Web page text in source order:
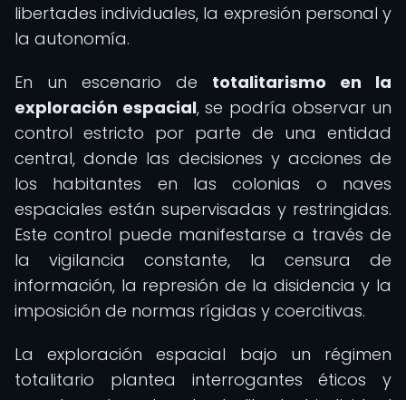
libertades individuales, la expresión personal y
la autonomía.
En un escenario de totalitarismo en la
exploración espacial, se podría observar un
control estricto por parte de una entidad
central, donde las decisiones y acciones de
los habitantes en las colonias o naves
espaciales están supervisadas y restringidas.
Este control puede manifestarse a través de
la vigilancia constante, la censura de
información, la represión de la disidencia y la
imposición de normas rígidas y coercitivas.
La exploración espacial bajo un régimen
totalitario plantea interrogantes éticos y